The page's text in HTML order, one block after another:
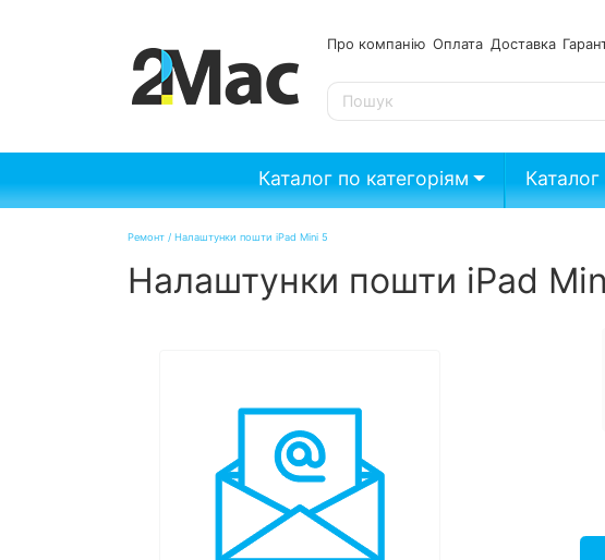
Про компанію Оплата Доставка
SE
Каталог по категоріям
Ремонт / Налаштунки пошти iPad Mini 5
Налаштунки пошти iPad